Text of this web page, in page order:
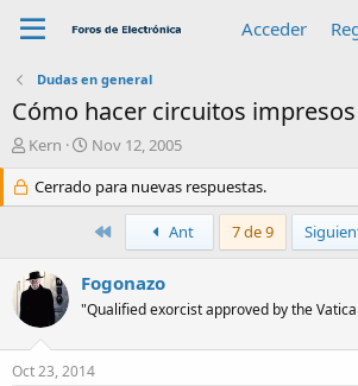
Acceder
Dudas en general
Cómo hacer circuitos impresos
A
t
o
Kern
F
c
h
a
i
n
c
i
Nov 12, 2005
Cerrado para nuevas respuestas.
PrimeroAnt 7 de 9
Fogonazo
"Qualified exorcist approved by the
Oct 23, 2014